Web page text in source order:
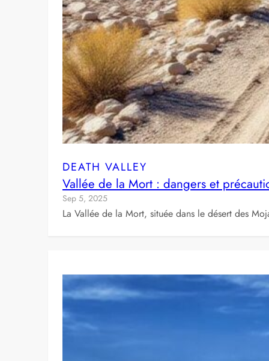
DEATH VALLEY
Vallée de la Mort : dangers et
Sep 5, 2025
La Vallée de la Mort, située dans le désert des